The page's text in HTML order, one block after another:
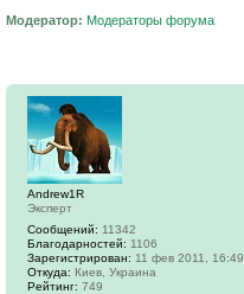
Модератор: Модераторы форума
Andrew1R
Эксперт
Сообщений: 11342
Благодарностей: 1106
Зарегистрирован: 11 фев 2011, 16:49
Откуда: Киев, Украина
Рейтинг: 749